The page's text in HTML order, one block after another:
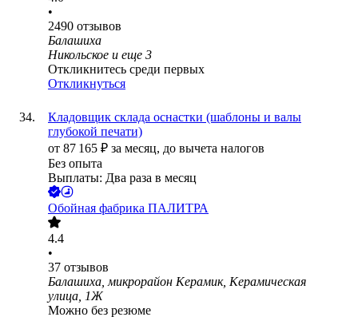
•
2490 отзывов
Балашиха
Никольское и еще 3
Откликнитесь среди первых
Откликнуться
Кладовщик склада оснастки (шаблоны и валы
глубокой печати)
от 87 165 ₽ за месяц, до вычета налогов
Без опыта
Выплаты: Два раза в месяц
Обойная фабрика ПАЛИТРА
4.4
•
37 отзывов
Балашиха, микрорайон Керамик, Керамическая
улица, 1Ж
Можно без резюме